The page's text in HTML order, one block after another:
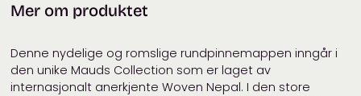
Mer om produktet
Denne nydelige og romslige rundpinnemappen inngår i
den unike Mauds Collection som er laget av
internasjonalt anerkjente Woven Nepal. I den store